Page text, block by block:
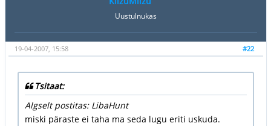
Uustulnukas
#22
19-04-2007, 15:58
Tsitaat:
Algselt postitas: LibaHunt
miski päraste ei taha ma seda lugu eriti uskuda.